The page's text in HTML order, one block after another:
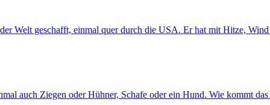
Welt geschafft, einmal quer durch die USA. Er hat mit Hitze,
auch Ziegen oder Hühner, Schafe oder ein Hund. Wie kommt